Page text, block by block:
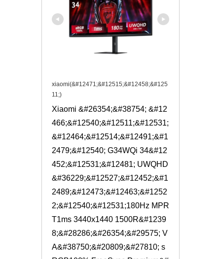
xiaomi(&#12471;&#12515;&#12458;&#125
11;)
Xiaomi &#26354;&#38754; &#12
466;&#12540;&#12511;&#12531;
&#12464;&#12514;&#12491;&#1
2479;&#12540; G34WQi 34&#12
452;&#12531;&#12481; UWQHD
&#36229;&#12527;&#12452;&#1
2489;&#12473;&#12463;&#1252
2;&#12540;&#12531;180Hz MPR
T1ms 3440x1440 1500R&#1239
8;&#28286;&#26354;&#29575; V
A&#38750;&#20809;&#27810; s